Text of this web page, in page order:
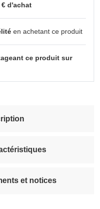
d'achat
en achetant ce produit
ce produit sur
et notices